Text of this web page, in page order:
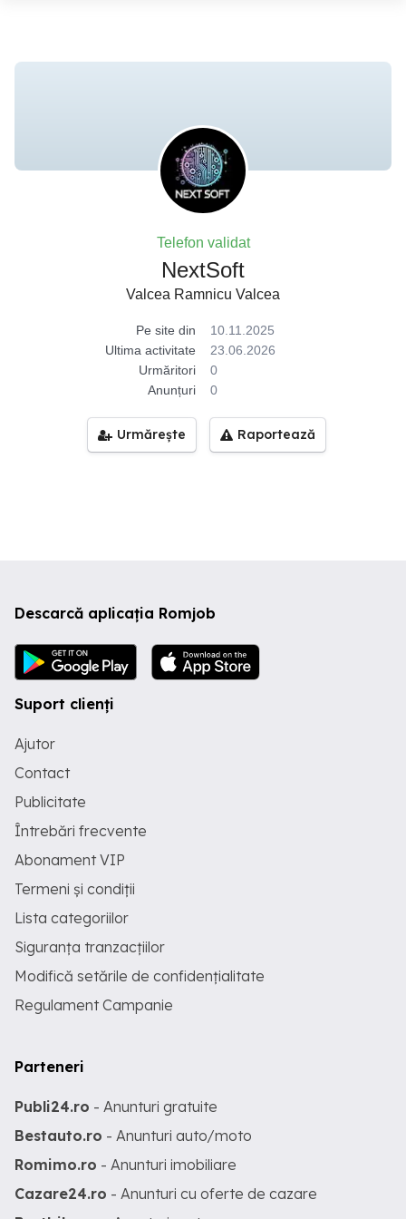
Telefon validat
NextSoft
Valcea Ramnicu Valcea
Pe site din
10.11.2025
Ultima activitate
23.06.2026
Urmăritori
0
Anunțuri
0
Urmărește Raportează
Descarcă aplicația Romjob
Suport clienți
Ajutor
Contact
Publicitate
Întrebări frecvente
Abonament VIP
Termeni și condiții
Lista categoriilor
Siguranța tranzacțiilor
Modifică setările de confidențialitate
Regulament Campanie
Parteneri
Publi24.ro - Anunturi gratuite
Bestauto.ro - Anunturi auto/moto
Romimo.ro - Anunturi imobiliare
Cazare24.ro - Anunturi cu oferte de cazare